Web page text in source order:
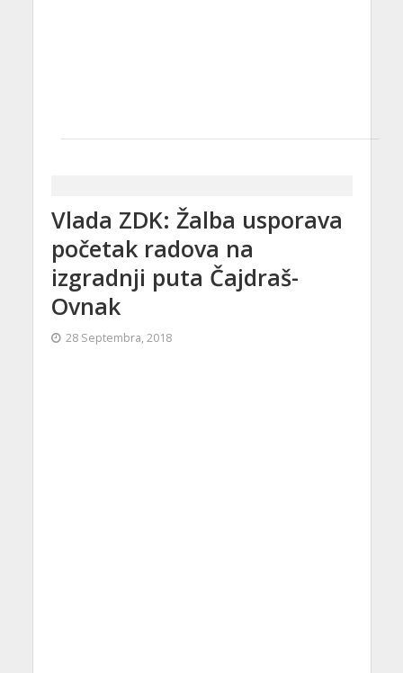
Vlada ZDK: Žalba usporava
početak radova na
izgradnji puta Čajdraš-
Ovnak
28 Septembra, 2018